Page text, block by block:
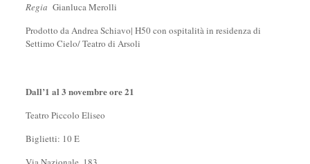
Regia Gianluca Merolli
Prodotto da Andrea Schiavo| H50 con ospitalità in residenza di
Settimo Cielo/ Teatro di Arsoli
Dall’1 al 3 novembre ore 21
Teatro Piccolo Eliseo
Biglietti: 10 E